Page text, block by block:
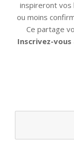
inspireront vos
ou moins
Ce partage
Inscrivez-